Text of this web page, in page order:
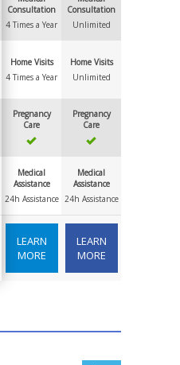
Consultation
4 Times a Year
Home Visits
4 Times a Year
Pregnancy
Care
Medical
Assistance
24h Assistance
LEARN
MORE
Consultation
Unlimited
Home Visits
Unlimited
Pregnancy
Care
Medical
Assistance
24h Assistance
LEARN
MORE